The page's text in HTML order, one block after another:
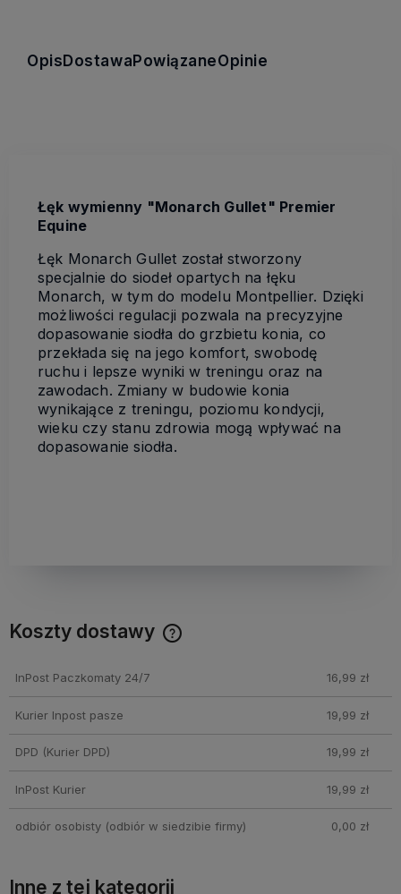
OpisDostawaPowiązaneOpinie
Łęk wymienny "Monarch Gullet" Premier
Equine
Łęk Monarch Gullet został stworzony
specjalnie do siodeł opartych na łęku
Monarch, w tym do modelu Montpellier. Dzięki
możliwości regulacji pozwala na precyzyjne
dopasowanie siodła do grzbietu konia, co
przekłada się na jego komfort, swobodę
ruchu i lepsze wyniki w treningu oraz na
zawodach. Zmiany w budowie konia
wynikające z treningu, poziomu kondycji,
wieku czy stanu zdrowia mogą wpływać na
dopasowanie siodła.
Koszty dostawy
InPost Paczkomaty 24/7 16,99 zł
Kurier Inpost pasze 19,99 zł
DPD (Kurier DPD) 19,99 zł
InPost Kurier 19,99 zł
odbiór osobisty(odbiór w siedzibie firmy) 0,00 zł
Inne z tej kategorii